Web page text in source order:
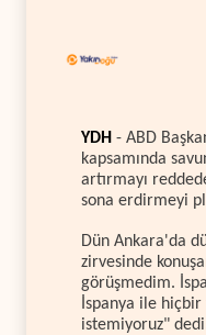
YDH - ABD
kapsamında
artırmayı
sona erdirmeyi
Dün Ankara'da
zirvesinde
görüşmedim.
İspanya ile
istemiyoruz"